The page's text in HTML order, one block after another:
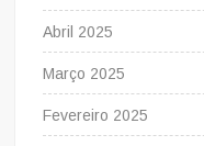
Abril 2025
Março 2025
Fevereiro 2025